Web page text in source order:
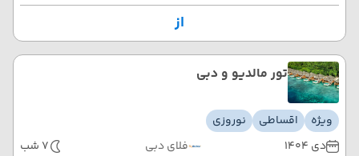
از
تور مالدیو و دبی
ویژه اقساطی
نوروزی
دی 1404
فلای دبی 7 شب